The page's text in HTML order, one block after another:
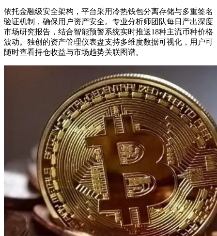
依托金融级安全架构，平台采用冷热钱包分离存储与多重签名
验证机制，确保用户资产安全。专业分析师团队每日产出深度
市场研究报告，结合智能预警系统实时推送18种主流币种价格
波动。独创的资产管理仪表盘支持多维度数据可视化，用户可
随时查看持仓收益与市场趋势关联图谱。